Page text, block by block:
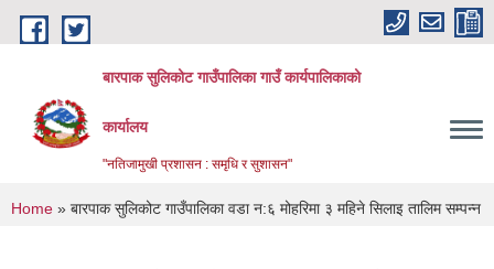
Skip to main content
बारपाक सुलिकोट गाउँपालिका गाउँ कार्यपालिकाको
कार्यालय
"नतिजामुखी प्रशासन : समृधि र सुशासन"
You are here
Home » बारपाक सुलिकोट गाउँपालिका वडा न:६ मोहरिमा ३ महिने सिलाइ तालिम सम्पन्न